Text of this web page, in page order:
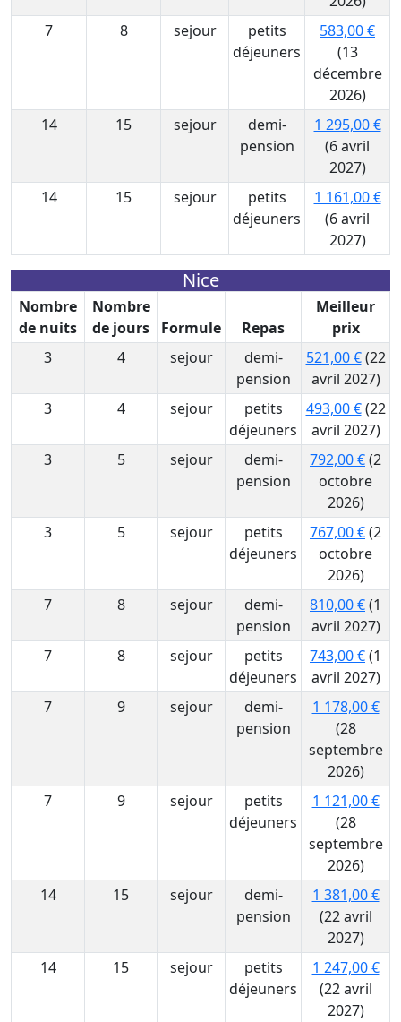
7
8 sejour
petits
déjeuners
583,00 €
(13
décembre
2026)
14
15 sejour
demi-
pension
1 295,00 €
(6 avril
2027)
14
15 sejour
petits
déjeuners
1 161,00 €
(6 avril
2027)
Nice
Nombre
de nuits
Nombre
de jours
Formule Repas
Meilleur
prix
3
4 sejour
demi-
pension
521,00 €(22
avril 2027)
3
4 sejour
petits
déjeuners
493,00 €(22
avril 2027)
3
5 sejour
demi-
pension
792,00 €(2
octobre
2026)
3
5 sejour
petits
déjeuners
767,00 €(2
octobre
2026)
7
8 sejour
demi-
pension
810,00 €(1
avril 2027)
7
8 sejour
petits
déjeuners
743,00 €(1
avril 2027)
7
9 sejour
demi-
pension
1 178,00 €
(28
septembre
2026)
7
9 sejour
petits
déjeuners
1 121,00 €
(28
septembre
2026)
14
15 sejour
demi-
pension
1 381,00 €
(22 avril
2027)
14
15 sejour
petits
déjeuners
1 247,00 €
(22 avril
2027)